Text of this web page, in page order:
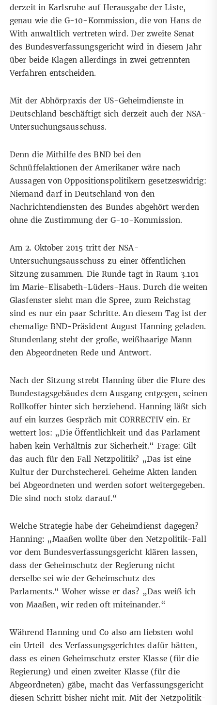
derzeit in Karlsruhe auf Herausgabe der Liste,
genau wie die G-10-Kommission, die von Hans de
With anwaltlich vertreten wird. Der zweite Senat
des Bundesverfassungsgerichtwird in diesem Jahr
über beide Klagen allerdings in zwei getrennten
Verfahren entscheiden.
Mit der Abhörpraxis der US-Geheimdienste in
Deutschland beschäftigt sich derzeit auch der NSA-
Untersuchungsausschuss.
Denn die Mithilfe des BND bei den
Schnüffelaktionen der Amerikaner wäre nach
Aussagen von Oppositionspolitikern gesetzeswidrig:
Niemand darf in Deutschland von den
Nachrichtendiensten des Bundes abgehört werden
ohne die Zustimmung der G-10-Kommission.
Am 2. Oktober 2015 tritt der NSA-
Untersuchungsausschuss zu einer öffentlichen
Sitzung zusammen. Die Runde tagt in Raum 3.101
im Marie-Elisabeth-Lüders-Haus. Durch die weiten
Glasfenster sieht man die Spree, zum Reichstag
sind es nur ein paar Schritte. An diesem Tag ist der
ehemalige BND-Präsident August Hanning geladen.
Stundenlang steht der große, weißhaarige Mann
den Abgeordneten Rede und Antwort.
Nach der Sitzung strebt Hanning über die Flure des
Bundestagsgebäudes dem Ausgang entgegen, seinen
Rollkoffer hinter sich herziehend. Hanning läßt sich
auf ein kurzes Gespräch mit CORRECTIV ein. Er
wettert los: „Die Öffentlichkeit und das Parlament
haben kein Verhältnis zur Sicherheit.“ Frage: Gilt
das auch für den Fall Netzpolitik? „Das ist eine
Kultur der Durchstecherei. Geheime Akten landen
bei Abgeordneten und werden sofort weitergegeben.
Die sind noch stolz darauf.“
Welche Strategie habe der Geheimdienst dagegen?
Hanning: „Maaßen wollte über den Netzpolitik-Fall
vor dem Bundesverfassungsgericht klären lassen,
dass der Geheimschutz der Regierung nicht
derselbe sei wie der Geheimschutz des
Parlaments.“ Woher wisse er das? „Das weiß ich
von Maaßen, wir reden oft miteinander.“
Während Hanning und Co also am liebsten wohl
ein Urteil des Verfassungsgerichtes dafür hätten,
dass es einen Geheimschutz erster Klasse (für die
Regierung) und einen zweiter Klasse (für die
Abgeordneten) gäbe, macht das Verfassungsgericht
diesen Schritt bisher nicht mit. Mit der Netzpolitik-